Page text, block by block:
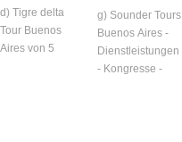
d) Tigre delta
Tour Buenos
Aires von 5
g) Sounder Tours
Buenos Aires -
Dienstleistungen
- Kongresse -